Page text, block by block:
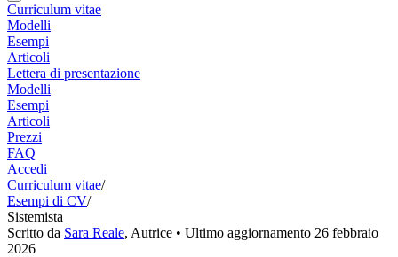
Curriculum vitae
Modelli
Esempi
Articoli
Lettera di presentazione
Modelli
Esempi
Articoli
Prezzi
FAQ
Accedi
Curriculum vitae/
Esempi di CV/
Sistemista
Scritto da Sara Reale, Autrice • Ultimo aggiornamento 26 febbraio
2026